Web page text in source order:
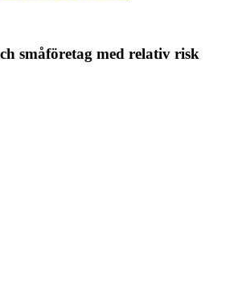
småföretag med relativ risk